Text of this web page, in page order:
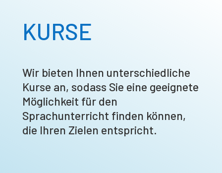
KURSE
Wir bieten Ihnen unterschiedliche
Kurse an, sodass Sie eine geeignete
Möglichkeit für den
Sprachunterricht finden können,
die Ihren Zielen entspricht.